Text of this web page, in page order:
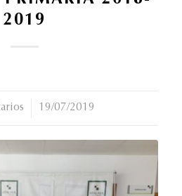
2019
19/07/2019